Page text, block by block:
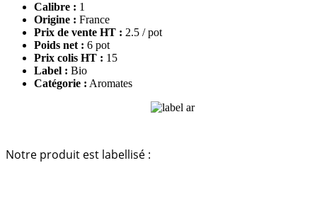
Calibre : 1
Origine : France
Prix de vente HT : 2.5 / pot
Poids net : 6 pot
Prix colis HT : 15
Label : Bio
Catégorie : Aromates
Notre produit est labellisé :